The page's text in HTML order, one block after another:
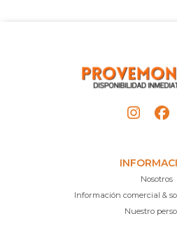
Nosotros
Información comercial &
Nuestro